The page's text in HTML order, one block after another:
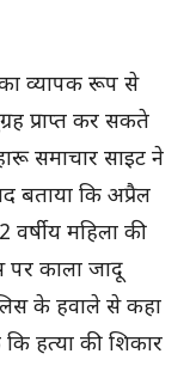
का व्यापक रूप से
प्राप्त कर सकते
समाचार साइट ने
बताया कि अप्रैल
महिला की
पर काला जादू
के हवाले से कहा
हत्या की शिकार